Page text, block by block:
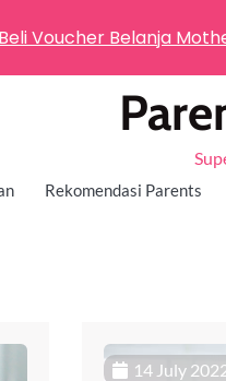
Rekomendasi Parents
14 July
Beli Voucher Belanja